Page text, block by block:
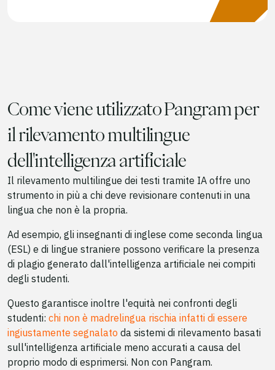
Come viene utilizzato Pangram per
il rilevamento multilingue
dell'intelligenza artificiale
Il rilevamento multilingue dei testi tramite IA offre uno
strumento in più a chi deve revisionare contenuti in una
lingua che non è la propria.
Ad esempio, gli insegnanti di inglese come seconda lingua
(ESL) e di lingue straniere possono verificare la presenza
di plagio generato dall'intelligenza artificiale nei compiti
degli studenti.
Questo garantisce inoltre l'equità nei confronti degli
studenti: chi non è madrelingua rischia infatti di essere
ingiustamente segnalato da sistemi di rilevamento basati
sull'intelligenza artificiale meno accurati a causa del
proprio modo di esprimersi. Non con Pangram.